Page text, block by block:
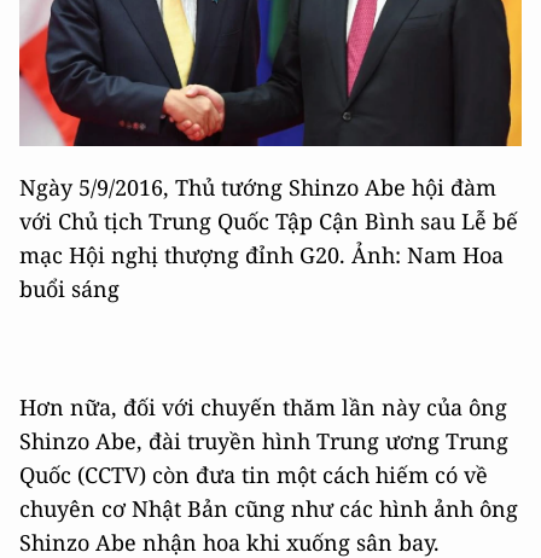
Ngày 5/9/2016, Thủ tướng Shinzo Abe hội đàm
với Chủ tịch Trung Quốc Tập Cận Bình sau Lễ bế
mạc Hội nghị thượng đỉnh G20. Ảnh: Nam Hoa
buổi sáng
Hơn nữa, đối với chuyến thăm lần này của ông
Shinzo Abe, đài truyền hình Trung ương Trung
Quốc (CCTV) còn đưa tin một cách hiếm có về
chuyên cơ Nhật Bản cũng như các hình ảnh ông
Shinzo Abe nhận hoa khi xuống sân bay.